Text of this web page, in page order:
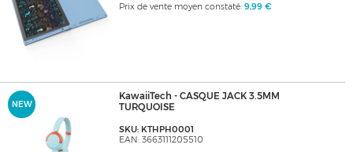
Prix de vente moyen constaté: 9,99 €
NEW
KawaiiTech - CASQUE JACK 3.5MM
TURQUOISE
SKU: KTHPH0001
EAN: 3663111205510